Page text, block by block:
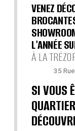
VENEZ
L'ANNÉE
À LA
35
SI VOUS